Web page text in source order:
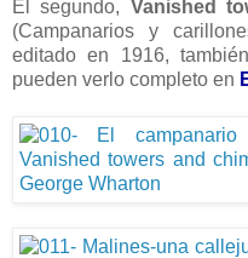
El segundo, Vanished
(Campanarios y
editado en 1916,
pueden verlo completo en